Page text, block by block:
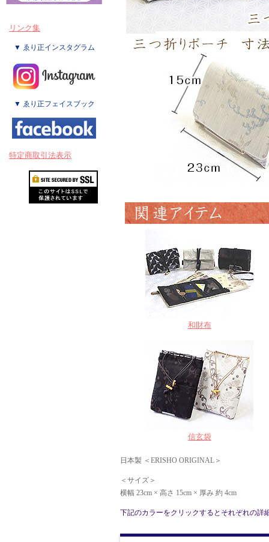
リンク集
▼ ゑり正インスタグラム
▼ ゑり正フェイスブック
特定商取引法表示
和財布
信玄袋
日本製 ＜ERISHO ORIGINAL＞
＜サイズ＞
横幅 23cm × 高さ 15cm × 厚み 約 4cm
下記のカラーをクリックするとそれぞれの詳